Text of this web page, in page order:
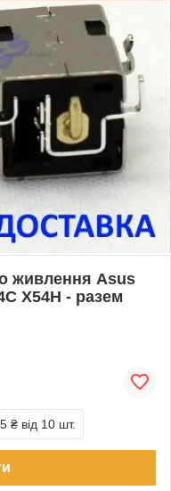
живлення Asus
X54H - разем
₴ від 10 шт.